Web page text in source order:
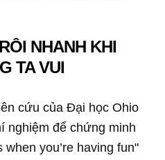
NHANH KHI
TA VUI
cứu của Đại học Ohio
nghiệm để chứng minh
you’re having fun"